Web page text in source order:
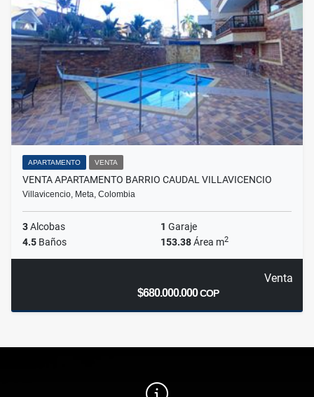
APARTAMENTO VENTA
VENTA APARTAMENTO BARRIO CAUDAL VILLAVICENCIO
Villavicencio, Meta, Colombia
3Alcobas 1 Garaje
4.5 Baños 153.38Área m2
Venta
$680.000.000COP